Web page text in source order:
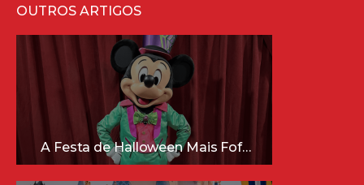
OUTROS ARTIGOS
A Festa de Halloween Mais Fofa da Disney Está Chegando!